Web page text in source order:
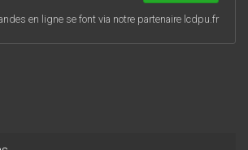
en ligne se font via notre partenaire lcdpu.fr